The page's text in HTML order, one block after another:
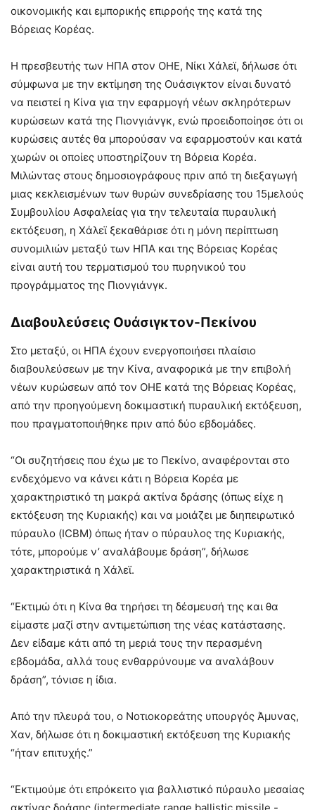
οικονομικής και εμπορικής επιρροής της κατά της
Βόρειας Κορέας.
Η πρεσβευτής των ΗΠΑ στον ΟΗΕ, Νίκι Χάλεϊ, δήλωσε ότι
σύμφωνα με την εκτίμηση της Ουάσιγκτον είναι δυνατό
να πειστεί η Κίνα για την εφαρμογή νέων σκληρότερων
κυρώσεων κατά της Πιονγιάνγκ, ενώ προειδοποίησε ότι οι
κυρώσεις αυτές θα μπορούσαν να εφαρμοστούν και κατά
χωρών οι οποίες υποστηρίζουν τη Βόρεια Κορέα.
Μιλώντας στους δημοσιογράφους πριν από τη διεξαγωγή
μιας κεκλεισμένων των θυρών συνεδρίασης του 15μελούς
Συμβουλίου Ασφαλείας για την τελευταία πυραυλική
εκτόξευση, η Χάλεϊ ξεκαθάρισε ότι η μόνη περίπτωση
συνομιλιών μεταξύ των ΗΠΑ και της Βόρειας Κορέας
είναι αυτή του τερματισμού του πυρηνικού του
προγράμματος της Πιονγιάνγκ.
Διαβουλεύσεις Ουάσιγκτον-Πεκίνου
Στο μεταξύ, οι ΗΠΑ έχουν ενεργοποιήσει πλαίσιο
διαβουλεύσεων με την Κίνα, αναφορικά με την επιβολή
νέων κυρώσεων από τον ΟΗΕ κατά της Βόρειας Κορέας,
από την προηγούμενη δοκιμαστική πυραυλική εκτόξευση,
που πραγματοποιήθηκε πριν από δύο εβδομάδες.
“Οι συζητήσεις που έχω με το Πεκίνο, αναφέρονται στο
ενδεχόμενο να κάνει κάτι η Βόρεια Κορέα με
χαρακτηριστικό τη μακρά ακτίνα δράσης (όπως είχε η
εκτόξευση της Κυριακής) και να μοιάζει με διηπειρωτικό
πύραυλο (ICBM) όπως ήταν ο πύραυλος της Κυριακής,
τότε, μπορούμε ν’ αναλάβουμε δράση”, δήλωσε
χαρακτηριστικά η Χάλεϊ.
“Εκτιμώ ότι η Κίνα θα τηρήσει τη δέσμευσή της και θα
είμαστε μαζί στην αντιμετώπιση της νέας κατάστασης.
Δεν είδαμε κάτι από τη μεριά τους την περασμένη
εβδομάδα, αλλά τους ενθαρρύνουμε να αναλάβουν
δράση”, τόνισε η ίδια.
Από την πλευρά του, ο Νοτιοκορεάτης υπουργός Άμυνας,
Χαν, δήλωσε ότι η δοκιμαστική εκτόξευση της Κυριακής
“ήταν επιτυχής.”
“Εκτιμούμε ότι επρόκειτο για βαλλιστικό πύραυλο μεσαίας